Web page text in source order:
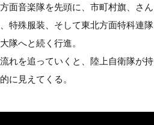
面音楽隊を先頭に、市町村旗、さ
特殊服装、そして東北方面特科連
隊へと続く行進。
れを追っていくと、陸上自衛隊が
に見えてくる。